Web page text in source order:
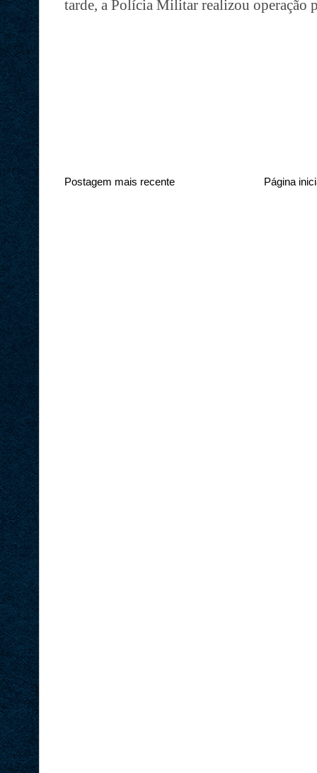
tarde, a Polícia Militar realizou
Postagem mais recente Página